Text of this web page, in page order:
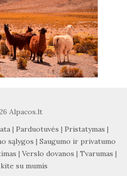
Alpacos.lt
| Parduotuvės | Pristatymas |
sąlygos | Saugumo ir privatumo
| Verslo dovanos | Tvarumas |
su mumis